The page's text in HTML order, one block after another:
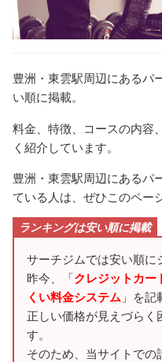
豊洲・東雲駅周辺にあるパ
い順に掲載。
料金、特徴、コースの内容
く紹介しています。
豊洲・東雲駅周辺にあるパ
ている人は、ぜひこのペー
ランキングは安い順に掲載
サーチジムでは安い順に
昨今、「クレジットカー
くい料金システム 」を記
正しい価格が見えづらく
す。
そのため、当サイトでの